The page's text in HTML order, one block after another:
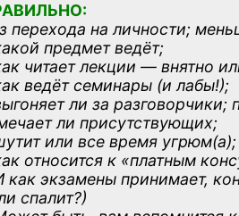
перехода на личности;
предмет ведёт;
читает лекции — внятно
ведёт семинары (и лабы!);
ли за разговорчики;
ли присутствующих;
или все время угрюм(а);
относится к «платным
как экзамены принимает,
спалит?)